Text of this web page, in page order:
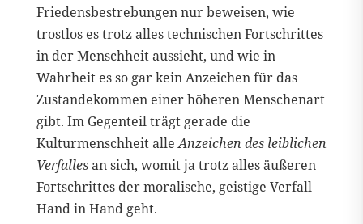
Friedensbestrebungen nur beweisen, wie
trostlos es trotz alles technischen Fortschrittes
in der Menschheit aussieht, und wie in
Wahrheit es so gar kein Anzeichen für das
Zustandekommen einer höheren Menschenart
gibt. Im Gegenteil trägt gerade die
Kulturmenschheit alleAnzeichen des leiblichen
Verfallesan sich, womit ja trotz alles äußeren
Fortschrittes der moralische, geistige Verfall
Hand in Hand geht.